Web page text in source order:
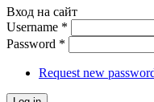
Вход на сайт
Username *
Password *
Request new